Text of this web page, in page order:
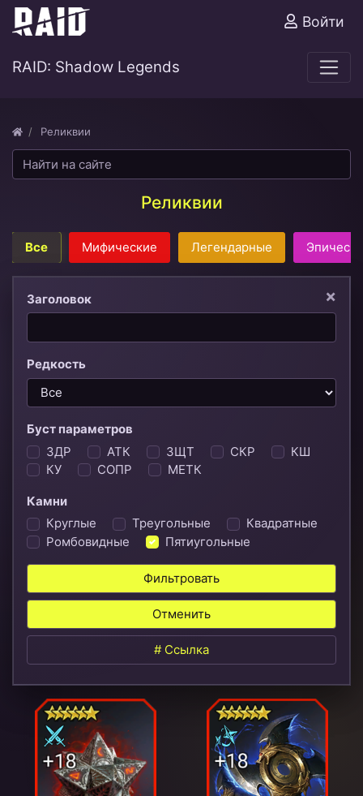
Войти
RAID: Shadow Legends
Реликвии
Реликвии
Все Мифические Легендарные
×
Заголовок
Редкость
Буст параметров
ЗДР
АТК ЗЩТ СКР
КШ
КУ
СОПР МЕТК
Камни
Круглые
Треугольные
Квадратные
Ромбовидные
Пятиугольные
Фильтровать
Отменить
# Ссылка